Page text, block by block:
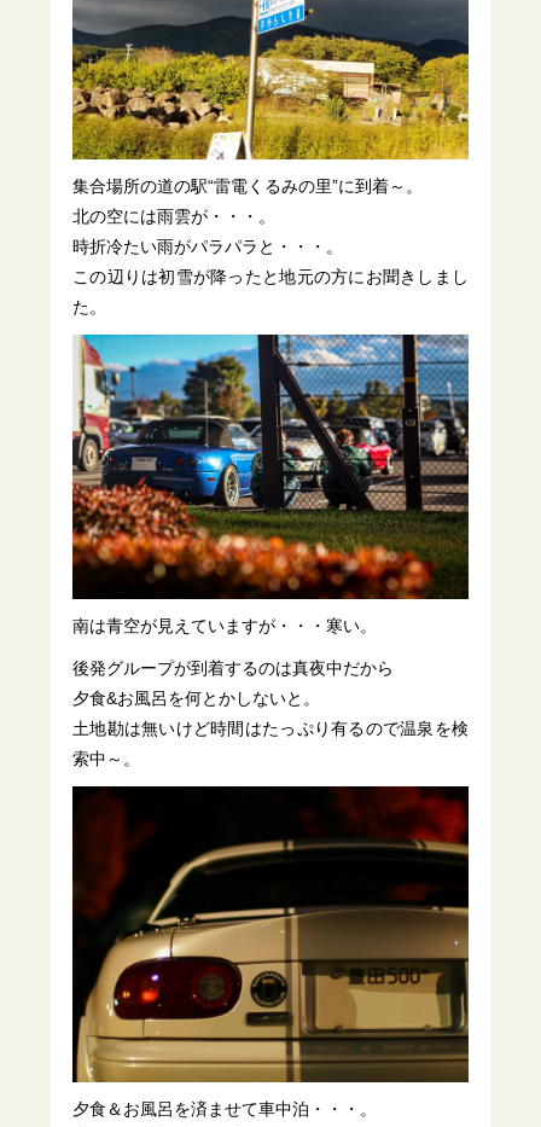
集合場所の道の駅“雷電くるみの里”に到着～。
北の空には雨雲が・・・。
時折冷たい雨がパラパラと・・・。
この辺りは初雪が降ったと地元の方にお聞きしまし
た。
南は青空が見えていますが・・・寒い。
後発グループが到着するのは真夜中だから
夕食&お風呂を何とかしないと。
土地勘は無いけど時間はたっぷり有るので温泉を検
索中～。
夕食＆お風呂を済ませて車中泊・・・。